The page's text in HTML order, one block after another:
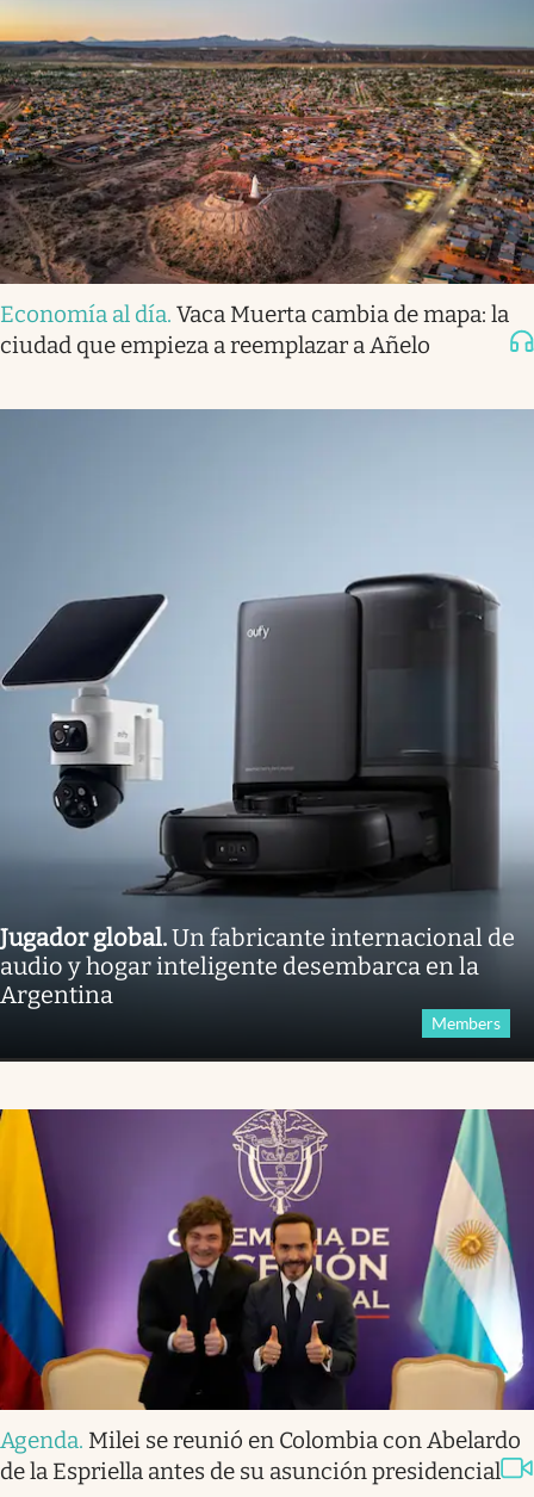
Economía al día. Vaca Muerta cambia de mapa: la
ciudad que empieza a reemplazar a Añelo
Jugador global.Un fabricante internacional de
audio y hogar inteligente desembarca en la
Argentina
Members
Agenda. Milei se reunió en Colombia con Abelardo
de la Espriella antes de su asunción presidencial